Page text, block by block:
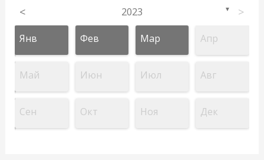
< 2023 ▼ >
Янв Фев Мар Апр
Май Июн Июл Авг
Сен Окт Ноя Дек